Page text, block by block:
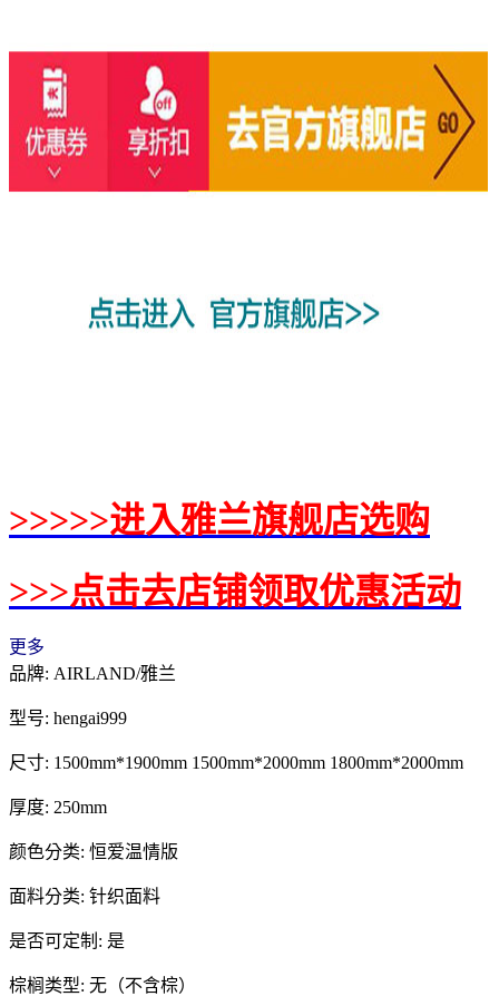
>>>>>进入雅兰旗舰店选购
>>>点击去店铺领取优惠活动
更多
品牌: AIRLAND/雅兰
型号: hengai999
尺寸: 1500mm*1900mm 1500mm*2000mm 1800mm*2000mm
厚度: 250mm
颜色分类: 恒爱温情版
面料分类: 针织面料
是否可定制: 是
棕榈类型: 无（不含棕）